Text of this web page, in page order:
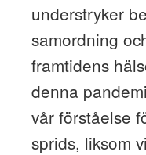
understryker
samordning
framtidens
denna
vår förståelse
sprids, liksom